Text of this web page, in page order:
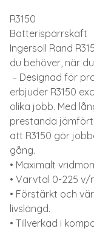
R3150
Batterispärrskaft
Ingersoll Rand
du behöver, när
– Designad för
erbjuder R3150
olika jobb. Med
prestanda
att R3150 gör
gång.
• Maximalt
• Varvtal 0-225 v/
• Förstärkt och
livslängd.
• Tillverkad i